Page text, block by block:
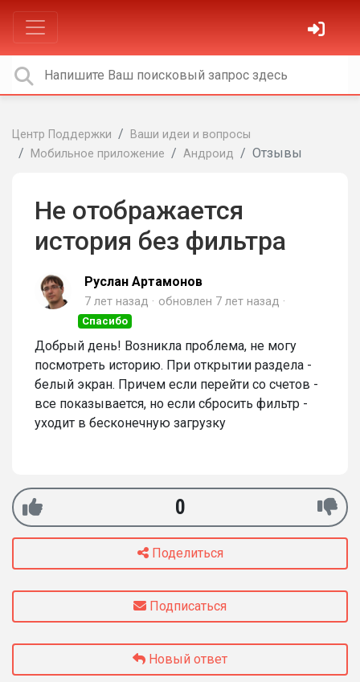
Центр Поддержки
Ваши идеи и вопросы
Мобильное приложение
Андроид Отзывы
Не отображается
история без фильтра
Руслан Артамонов
7 лет назад обновлен 7 лет назад
Спасибо
Добрый день! Возникла проблема, не могу
посмотреть историю. При открытии раздела -
белый экран. Причем если перейти со счетов -
все показывается, но если сбросить фильтр -
уходит в бесконечную загрузку
0
Поделиться
Подписаться
Новый ответ